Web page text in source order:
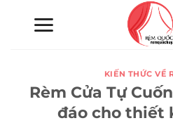
KIẾN THỨC VỀ
Rèm Cửa Tự
đáo cho thiết